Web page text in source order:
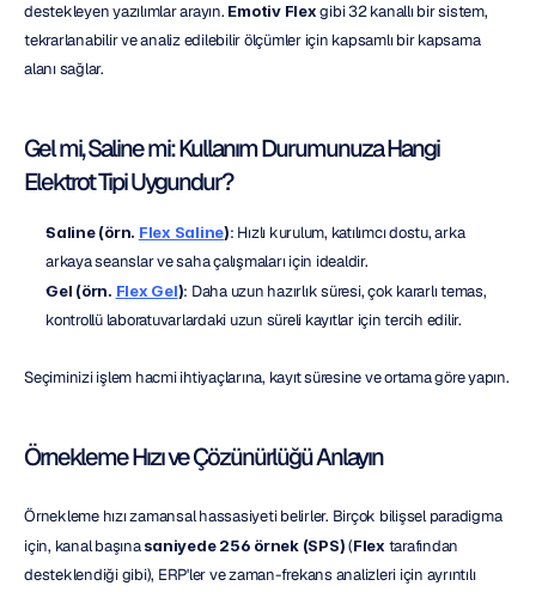
destekleyen yazılımlar arayın. Emotiv Flex gibi 32 kanallı bir sistem,
tekrarlanabilir ve analiz edilebilir ölçümler için kapsamlı bir kapsama
alanı sağlar.
Gel mi, Saline mi: Kullanım Durumunuza Hangi
Elektrot Tipi Uygundur?
Saline (örn. Flex Saline): Hızlı kurulum, katılımcı dostu, arka
arkaya seanslar ve saha çalışmaları için idealdir.
Gel (örn. Flex Gel): Daha uzun hazırlık süresi, çok kararlı temas,
kontrollü laboratuvarlardaki uzun süreli kayıtlar için tercih edilir.
Seçiminizi işlem hacmi ihtiyaçlarına, kayıt süresine ve ortama göre yapın.
Örnekleme Hızı ve Çözünürlüğü Anlayın
Örnekleme hızı zamansal hassasiyeti belirler. Birçok bilişsel paradigma
için, kanal başına saniyede 256 örnek (SPS) (Flex tarafından
desteklendiği gibi), ERP'ler ve zaman-frekans analizleri için ayrıntılı